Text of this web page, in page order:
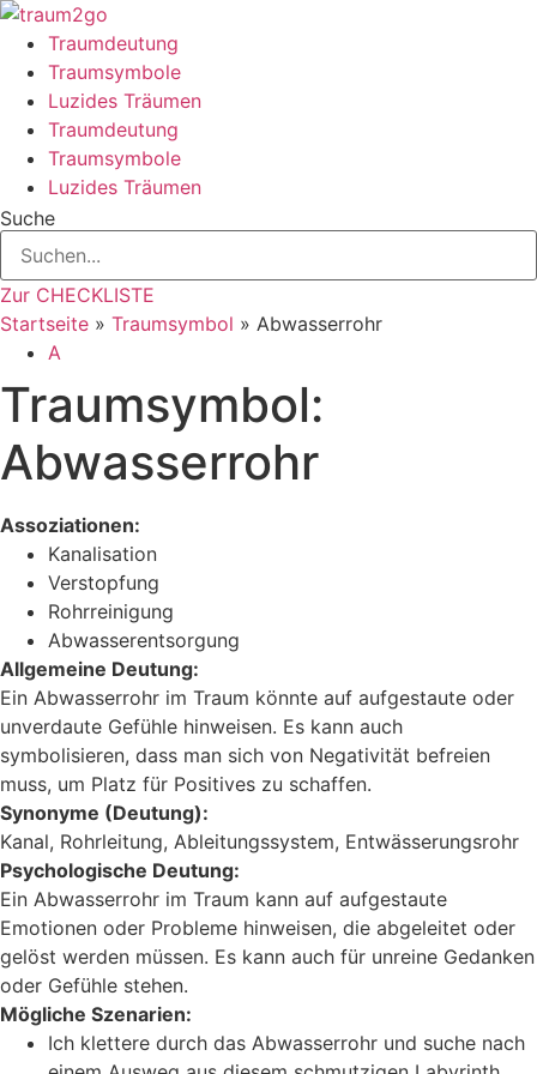
Zum
Inhalt
springen
Traumdeutung
Traumsymbole
Luzides Träumen
Traumdeutung
Traumsymbole
Luzides Träumen
Suche
Zur CHECKLISTE
Startseite » Traumsymbol » Abwasserrohr
A
Traumsymbol:
Abwasserrohr
Assoziationen:
Kanalisation
Verstopfung
Rohrreinigung
Abwasserentsorgung
Allgemeine Deutung:
Ein Abwasserrohr im Traum könnte auf aufgestaute oder
unverdaute Gefühle hinweisen. Es kann auch
symbolisieren, dass man sich von Negativität befreien
muss, um Platz für Positives zu schaffen.
Synonyme (Deutung):
Kanal, Rohrleitung, Ableitungssystem, Entwässerungsrohr
Psychologische Deutung:
Ein Abwasserrohr im Traum kann auf aufgestaute
Emotionen oder Probleme hinweisen, die abgeleitet oder
gelöst werden müssen. Es kann auch für unreine Gedanken
oder Gefühle stehen.
Mögliche Szenarien:
Ich klettere durch das Abwasserrohr und suche nach